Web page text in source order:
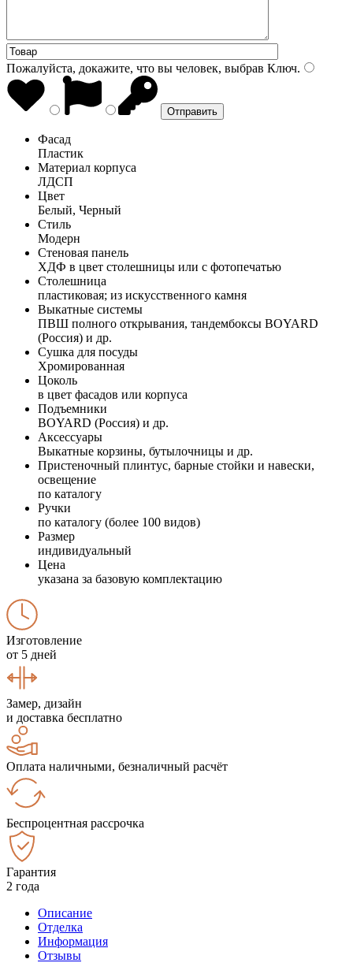
Пожалуйста, докажите, что вы человек, выбрав Ключ.
Фасад
Пластик
Материал корпуса
ЛДСП
Цвет
Белый, Черный
Стиль
Модерн
Стеновая панель
ХДФ в цвет столешницы или с фотопечатью
Столешница
пластиковая; из искусственного камня
Выкатные системы
ПВШ полного открывания, тандембоксы BOYARD
(Россия) и др.
Сушка для посуды
Хромированная
Цоколь
в цвет фасадов или корпуса
Подъемники
BOYARD (Россия) и др.
Аксессуары
Выкатные корзины, бутылочницы и др.
Пристеночный плинтус, барные стойки и навески,
освещение
по каталогу
Ручки
по каталогу (более 100 видов)
Размер
индивидуальный
Цена
указана за базовую комплектацию
Изготовление
от 5 дней
Замер, дизайн
и доставка бесплатно
Оплата наличными, безналичный расчёт
Беспроцентная рассрочка
Гарантия
2 года
Описание
Отделка
Информация
Отзывы